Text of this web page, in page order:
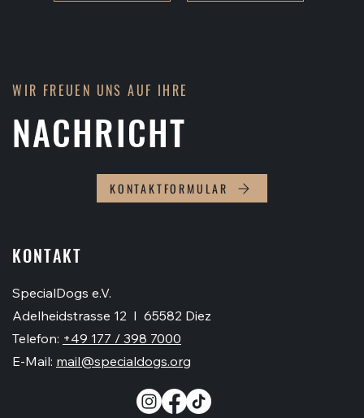
WIR FREUEN UNS AUF IHRE
NACHRICHT
KONTAKTFORMULAR
KONTAKT
SpecialDogs e.V.
Adelheidstrasse 12 I 65582 Diez
Telefon: +49 177 / 398 7000
E-Mail: mail@specialdogs.org